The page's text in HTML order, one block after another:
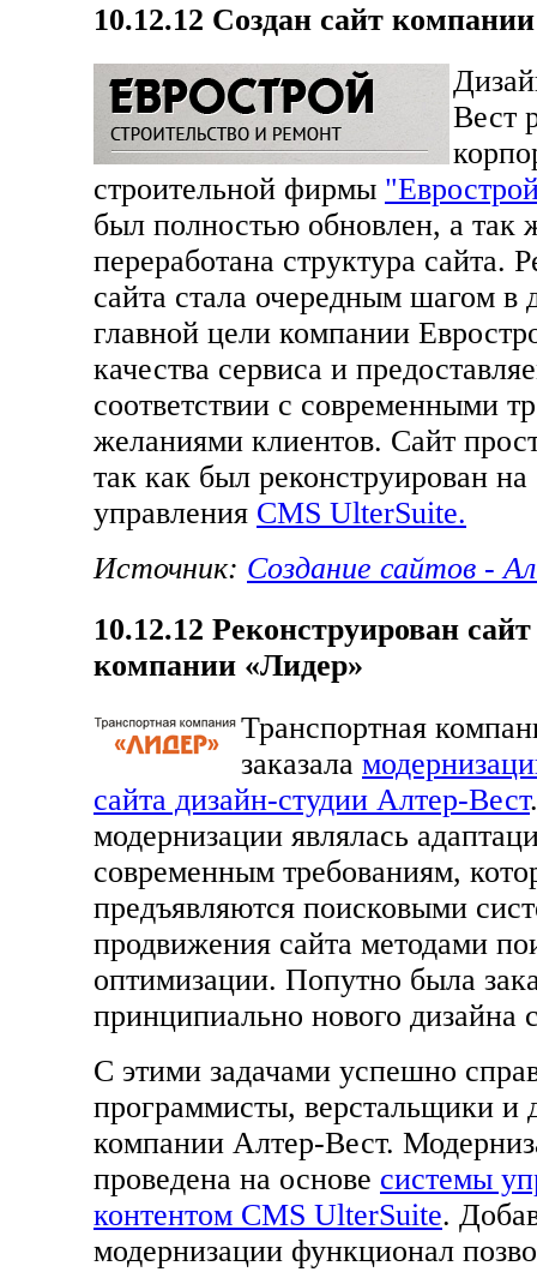
10.12.12 Создан сайт
Вест
строительной фирмы
был полностью обновлен, а так
переработана структура сайта.
сайта стала очередным шагом в
главной цели компании
качества сервиса и
соответствии с современными
желаниями клиентов. Сайт
так как был реконструирован на
управления CMS UlterSuite.
Источник: Создание сайтов -
10.12.12 Реконструирован
компании «Лидер»
Транспортная
заказала
сайта дизайн-студии Алтер-Вест
модернизации являлась
современным требованиям,
предъявляются поисковыми
продвижения сайта методами
оптимизации. Попутно была
принципиально нового дизайна
С этими задачами успешно
программисты, верстальщики и
компании Алтер-Вест.
проведена на основе системы
контентом CMS UlterSuite.
модернизации функционал